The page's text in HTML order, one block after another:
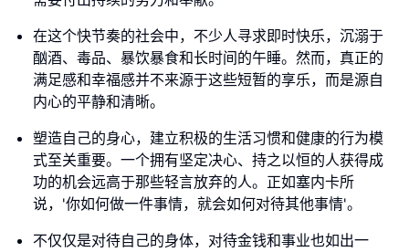
在这个快节奏的社会中，不少人寻求即时快乐，沉溺于
酗酒、毒品、暴饮暴食和长时间的午睡。然而，真正的
满足感和幸福感并不来源于这些短暂的享乐，而是源自
内心的平静和清晰。
塑造自己的身心，建立积极的生活习惯和健康的行为模
式至关重要。一个拥有坚定决心、持之以恒的人获得成
功的机会远高于那些轻言放弃的人。正如塞内卡所
说，'你如何做一件事情，就会如何对待其他事情'。
不仅仅是对待自己的身体，对待金钱和事业也如出一